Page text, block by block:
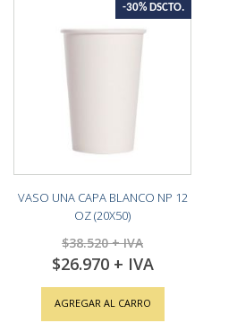
-30% DSCTO.
VASO UNA CAPA BLANCO NP 12
OZ (20X50)
$38.520
Special
Price
$26.970
AGREGAR AL CARRO